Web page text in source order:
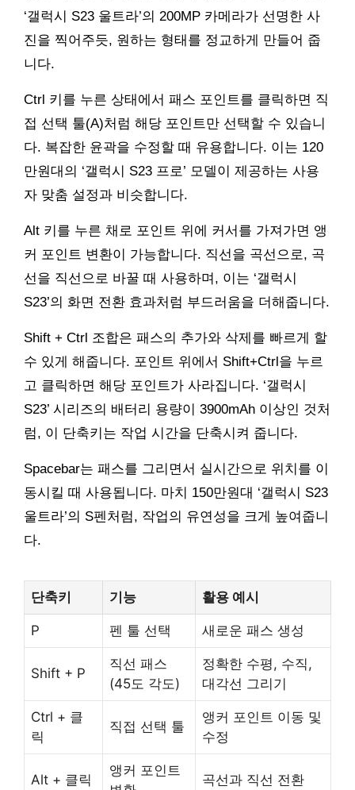
‘갤럭시 S23 울트라’의 200MP 카메라가 선명한 사
진을 찍어주듯, 원하는 형태를 정교하게 만들어 줍
니다.
Ctrl 키를 누른 상태에서 패스 포인트를 클릭하면 직
접 선택 툴(A)처럼 해당 포인트만 선택할 수 있습니
다. 복잡한 윤곽을 수정할 때 유용합니다. 이는 120
만원대의 ‘갤럭시 S23 프로’ 모델이 제공하는 사용
자 맞춤 설정과 비슷합니다.
Alt 키를 누른 채로 포인트 위에 커서를 가져가면 앵
커 포인트 변환이 가능합니다. 직선을 곡선으로, 곡
선을 직선으로 바꿀 때 사용하며, 이는 ‘갤럭시
S23’의 화면 전환 효과처럼 부드러움을 더해줍니다.
Shift + Ctrl 조합은 패스의 추가와 삭제를 빠르게 할
수 있게 해줍니다. 포인트 위에서 Shift+Ctrl을 누르
고 클릭하면 해당 포인트가 사라집니다. ‘갤럭시
S23’ 시리즈의 배터리 용량이 3900mAh 이상인 것처
럼, 이 단축키는 작업 시간을 단축시켜 줍니다.
Spacebar는 패스를 그리면서 실시간으로 위치를 이
동시킬 때 사용됩니다. 마치 150만원대 ‘갤럭시 S23
울트라’의 S펜처럼, 작업의 유연성을 크게 높여줍니
다.
단축키 기능 활용 예시
P 펜 툴 선택 새로운 패스 생성
Shift + P
직선 패스
(45도 각도)
정확한 수평, 수직,
대각선 그리기
Ctrl + 클
릭
직접 선택 툴
앵커 포인트 이동 및
수정
Alt + 클릭
앵커 포인트
곡선과 직선 전환